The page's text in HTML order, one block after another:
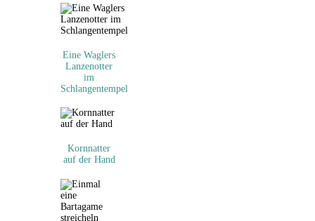
Eine Waglers
Lanzenotter
im
Schlangentempel
Kornnatter
auf der Hand